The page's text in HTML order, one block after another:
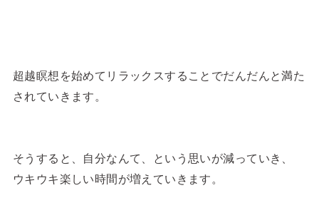
超越瞑想を始めてリラックスすることでだんだんと満た
されていきます。
そうすると、自分なんて、という思いが減っていき、
ウキウキ楽しい時間が増えていきます。